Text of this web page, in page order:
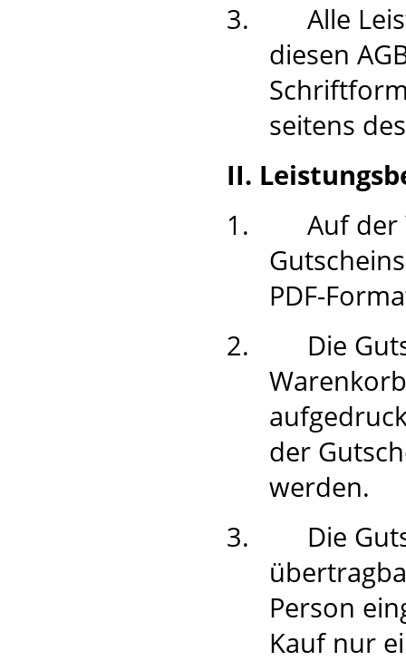
3.
Alle
diesen
seitens
II.
1.
Auf der
PDF-
2.
Die
der
werden.
3.
Die
Person
Kauf nur